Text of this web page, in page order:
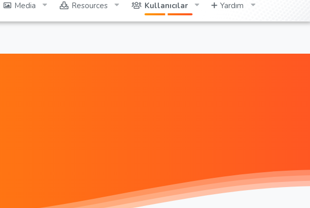
Giriş yap Kayıt ol
Media Resources Kullanıcılar Yardım